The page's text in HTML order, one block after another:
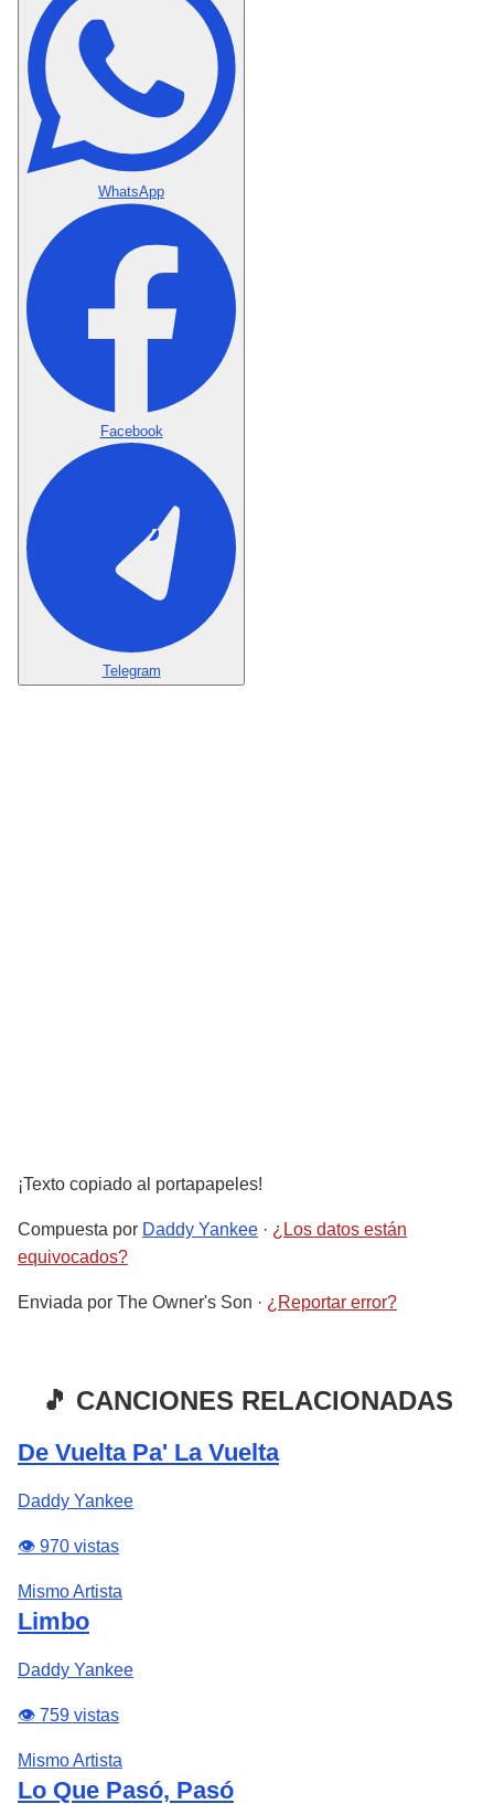
WhatsApp
Facebook
Telegram
¡Texto copiado al portapapeles!
Compuesta por Daddy Yankee · ¿Los datos están
equivocados?
Enviada por The Owner's Son · ¿Reportar error?
🎵 CANCIONES RELACIONADAS
De Vuelta Pa' La Vuelta
Daddy Yankee
👁️ 970 vistas
Mismo Artista
Limbo
Daddy Yankee
👁️ 759 vistas
Mismo Artista
Lo Que Pasó, Pasó